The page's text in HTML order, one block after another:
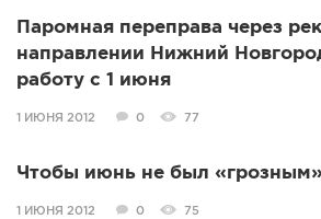
Паромная переправа через
направлении Нижний
работу с 1 июня
1 ИЮНЯ 2012 0 77
Чтобы июнь не был
1 ИЮНЯ 2012 0 75